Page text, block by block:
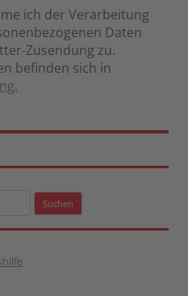
ich der Verarbeitung
Daten
Zusendung zu.
befinden sich in